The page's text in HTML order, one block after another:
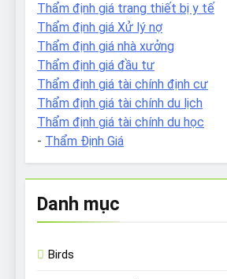
Thẩm định giá trang thiết bị y tế
Thẩm định giá Xử lý nợ
Thẩm định giá nhà xưởng
Thẩm định giá đầu tư
Thẩm định giá tài chính định cư
Thẩm định giá tài chính du lịch
Thẩm định giá tài chính du học
- Thẩm Định Giá
Danh mục
Birds